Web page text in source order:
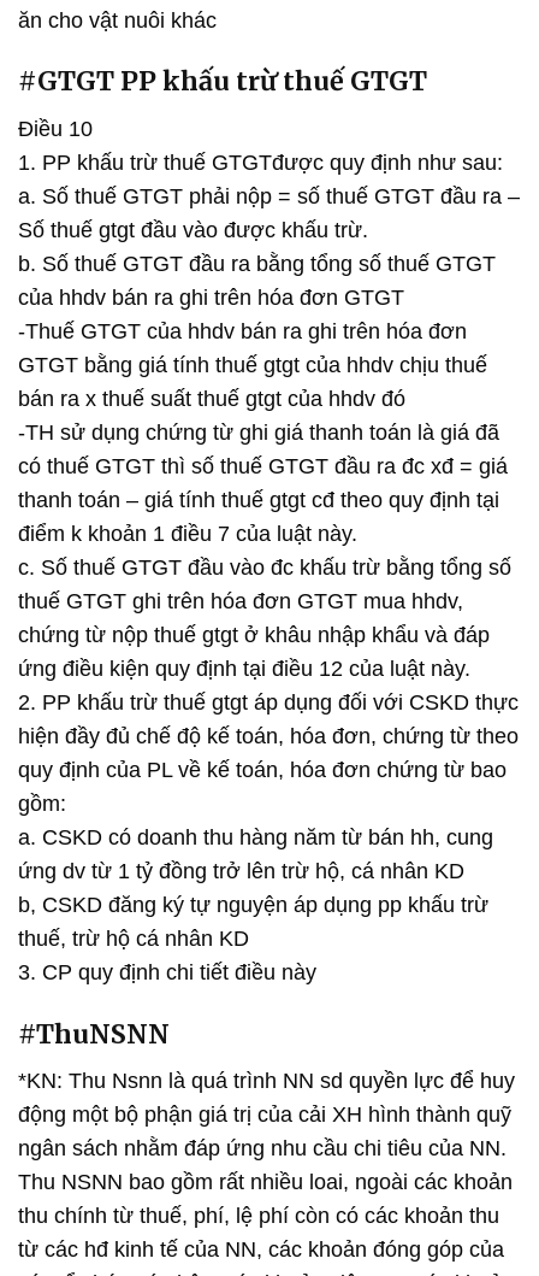
ăn cho vật nuôi khác
#GTGT PP khấu trừ thuế GTGT
Điều 10
1. PP khấu trừ thuế GTGTđược quy định như sau:
a. Số thuế GTGT phải nộp = số thuế GTGT đầu ra –
Số thuế gtgt đầu vào được khấu trừ.
b. Số thuế GTGT đầu ra bằng tổng số thuế GTGT
của hhdv bán ra ghi trên hóa đơn GTGT
-Thuế GTGT của hhdv bán ra ghi trên hóa đơn
GTGT bằng giá tính thuế gtgt của hhdv chịu thuế
bán ra x thuế suất thuế gtgt của hhdv đó
-TH sử dụng chứng từ ghi giá thanh toán là giá đã
có thuế GTGT thì số thuế GTGT đầu ra đc xđ = giá
thanh toán – giá tính thuế gtgt cđ theo quy định tại
điểm k khoản 1 điều 7 của luật này.
c. Số thuế GTGT đầu vào đc khấu trừ bằng tổng số
thuế GTGT ghi trên hóa đơn GTGT mua hhdv,
chứng từ nộp thuế gtgt ở khâu nhập khẩu và đáp
ứng điều kiện quy định tại điều 12 của luật này.
2. PP khấu trừ thuế gtgt áp dụng đối với CSKD thực
hiện đầy đủ chế độ kế toán, hóa đơn, chứng từ theo
quy định của PL về kế toán, hóa đơn chứng từ bao
gồm:
a. CSKD có doanh thu hàng năm từ bán hh, cung
ứng dv từ 1 tỷ đồng trở lên trừ hộ, cá nhân KD
b, CSKD đăng ký tự nguyện áp dụng pp khấu trừ
thuế, trừ hộ cá nhân KD
3. CP quy định chi tiết điều này
#ThuNSNN
*KN: Thu Nsnn là quá trình NN sd quyền lực để huy
động một bộ phận giá trị của cải XH hình thành quỹ
ngân sách nhằm đáp ứng nhu cầu chi tiêu của NN.
Thu NSNN bao gồm rất nhiều loai, ngoài các khoản
thu chính từ thuế, phí, lệ phí còn có các khoản thu
từ các hđ kinh tế của NN, các khoản đóng góp của